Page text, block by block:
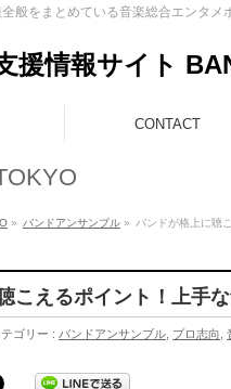
般をまとめている音楽総合エンタメ
援情報サイト
CONTACT
» バンドアンサンブル » バンドが格上に聴
こえるポイント！上手
ゴリー : バンドアンサンブル プロ志向